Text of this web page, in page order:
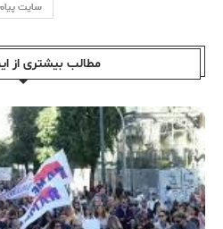
سایت
مطالب بیشتری از